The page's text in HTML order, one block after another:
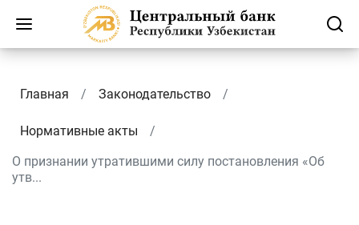
Главная Законодательство
Нормативные акты
О признании утратившими силу постановления «Об
утв...